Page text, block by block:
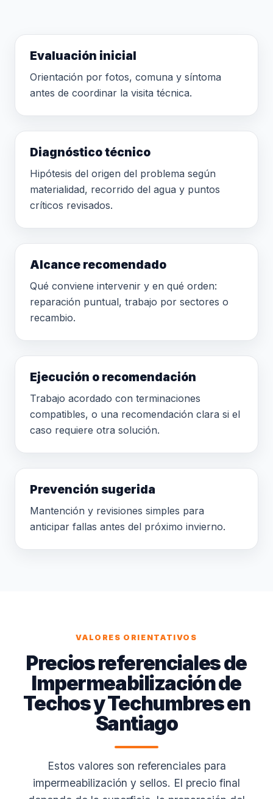
Evaluación inicial
Orientación por fotos, comuna y síntoma
antes de coordinar la visita técnica.
Diagnóstico técnico
Hipótesis del origen del problema según
materialidad, recorrido del agua y puntos
críticos revisados.
Alcance recomendado
Qué conviene intervenir y en qué orden:
reparación puntual, trabajo por sectores o
recambio.
Ejecución o recomendación
Trabajo acordado con terminaciones
compatibles, o una recomendación clara si el
caso requiere otra solución.
Prevención sugerida
Mantención y revisiones simples para
anticipar fallas antes del próximo invierno.
VALORES ORIENTATIVOS
Precios referenciales de
Impermeabilización de
Techos y Techumbres en
Santiago
Estos valores son referenciales para
impermeabilización y sellos. El precio final